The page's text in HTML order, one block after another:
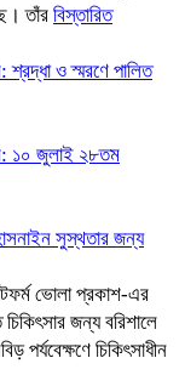
তাঁর বিস্তারিত
শ্রদ্ধা ও স্মরণে পালিত
১০ জুলাই ২৮তম
সুস্থতার জন্য
ভোলা প্রকাশ-এর
জন্য বরিশালে
পর্যবেক্ষণে চিকিৎসাধীন